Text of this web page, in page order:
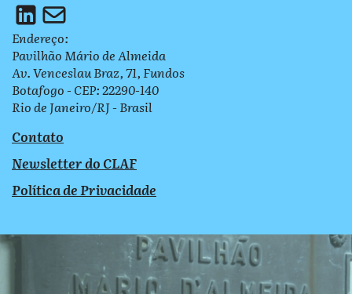
Endereço:
Pavilhão Mário de Almeida
Av. Venceslau Braz, 71, Fundos
Botafogo - CEP: 22290-140
Rio de Janeiro/RJ - Brasil
Contato
Newsletter do CLAF
Política de Privacidade